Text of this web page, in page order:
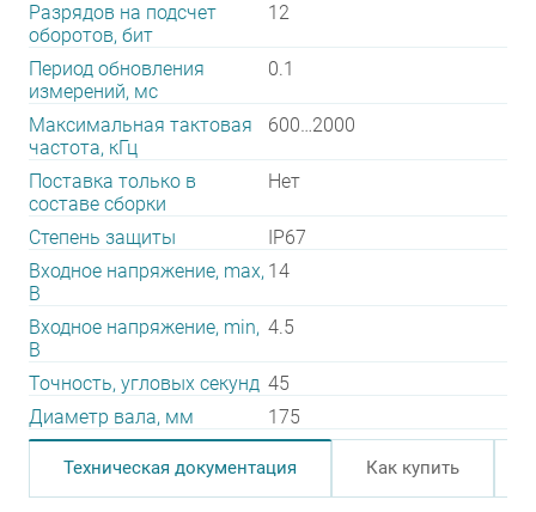
Разрядов на подсчет
оборотов, бит
12
Период обновления
измерений, мс
0.1
Максимальная тактовая
частота, кГц
600…2000
Поставка только в
составе сборки
Нет
Степень защиты
IP67
Входное напряжение, max,
В
14
Входное напряжение, min,
В
4.5
Точность, угловых секунд 45
Диаметр вала, мм
175
Техническая документация Как купить